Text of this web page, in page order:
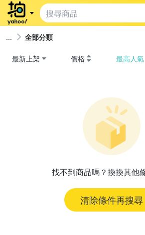
全部分類
最新上架 價格 最高人氣
找不到商品嗎？換換其他
清除條件再搜尋